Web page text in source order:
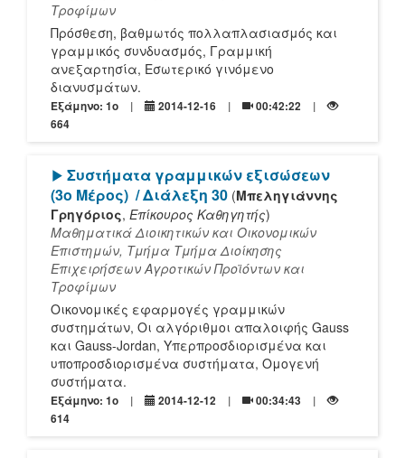
Τροφίμων
Πρόσθεση, βαθμωτός πολλαπλασιασμός και
γραμμικός συνδυασμός, Γραμμική
ανεξαρτησία, Εσωτερικό γινόμενο
διανυσμάτων.
Εξάμηνο: 1o 2014-12-16
00:42:22
664
[Play]
Συστήματα γραμμικών εξισώσεων
(3ο Μέρος) / Διάλεξη 30 (Μπεληγιάννης
Γρηγόριος, Επίκουρος Καθηγητής)
Μαθηματικά Διοικητικών και Οικονομικών
Επιστημών, Τμήμα Τμήμα Διοίκησης
Επιχειρήσεων Αγροτικών Προϊόντων και
Τροφίμων
Οικονομικές εφαρμογές γραμμικών
συστημάτων, Οι αλγόριθμοι απαλοιφής Gauss
και Gauss-Jordan, Υπερπροσδιορισμένα και
υποπροσδιορισμένα συστήματα, Ομογενή
συστήματα.
Εξάμηνο: 1o 2014-12-12
00:34:43
614